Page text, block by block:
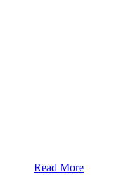
Read More